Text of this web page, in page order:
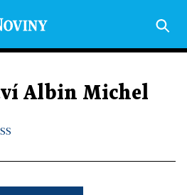
Albin Michel